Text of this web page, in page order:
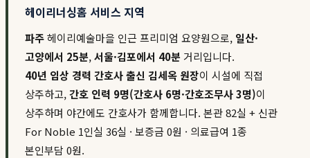
헤이리너싱홈 서비스 지역
파주헤이리예술마을 인근 프리미엄 요양원으로, 일산·
고양에서 25분,서울·김포에서 40분 거리입니다.
40년 임상 경력 간호사 출신 김세옥 원장이 시설에 직접
상주하고,간호 인력 9명(간호사 6명·간호조무사 3명)이
상주하며 야간에도 간호사가 함께합니다. 본관 82실 + 신관
For Noble 1인실 36실 · 보증금 0원 · 의료급여 1종
본인부담 0원.